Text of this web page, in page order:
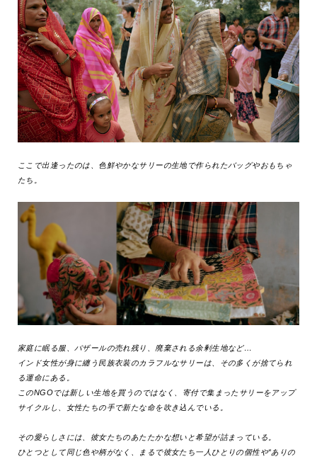
ここで出逢ったのは、色鮮やかなサリーの生地で作られたバッグやおもちゃ
たち。
家庭に眠る服、バザールの売れ残り、廃棄される余剰生地など…
インド女性が身に纏う民族衣装のカラフルなサリーは、その多くが捨てられ
る運命にある。
このNGOでは新しい生地を買うのではなく、寄付で集まったサリーをアップ
サイクルし、女性たちの手で新たな命を吹き込んでいる。
その愛らしさには、彼女たちのあたたかな想いと希望が詰まっている。
ひとつとして同じ色や柄がなく、まるで彼女たち一人ひとりの個性や“ありの